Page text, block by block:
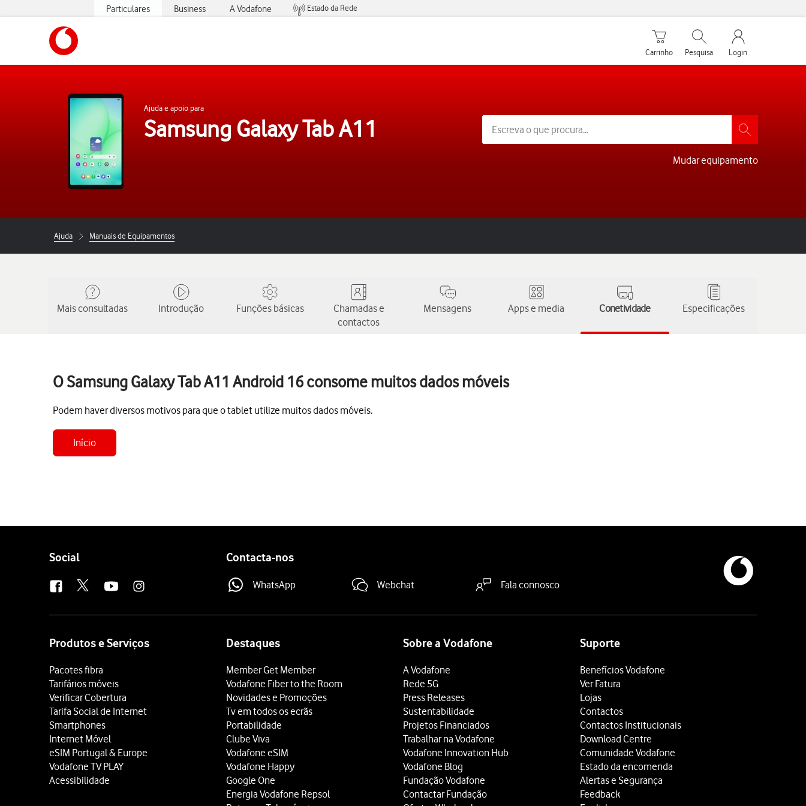
Particulares Business A Vodafone
Estado da Rede
Carrinho de compras
Carrinho
Pesquisar
Pesquisa
My Vodafone
Login
Ajuda e apoio para
Samsung Galaxy Tab A11
Mudar equipamento
Ajuda Manuais de Equipamentos
Mais consultadas Introdução Funções básicas
Chamadas e
contactos
Mensagens Apps e media Conetividade Especificações
O Samsung Galaxy Tab A11 Android 16 consome muitos dados móveis
Podem haver diversos motivos para que o tablet utilize muitos dados móveis.
Início
Follow
Social Contacta-nos
WhatsApp Webchat Fala connosco
Produtos e Serviços
Pacotes fibra
Tarifários móveis
Verificar Cobertura
Tarifa Social de Internet
Smartphones
Internet Móvel
eSIM Portugal & Europe
Vodafone TV PLAY
Acessibilidade
Destaques
Member Get Member
Vodafone Fiber to the Room
Novidades e Promoções
Tv em todos os ecrãs
Portabilidade
Clube Viva
Vodafone eSIM
Vodafone Happy
Google One
Energia Vodafone Repsol
Sobre a Vodafone
A Vodafone
Rede 5G
Press Releases
Sustentabilidade
Projetos Financiados
Trabalhar na Vodafone
Vodafone Innovation Hub
Vodafone Blog
Fundação Vodafone
Contactar Fundação
Suporte
Benefícios Vodafone
Ver Fatura
Lojas
Contactos
Contactos Institucionais
Download Centre
Comunidade Vodafone
Estado da encomenda
Alertas e Segurança
Feedback